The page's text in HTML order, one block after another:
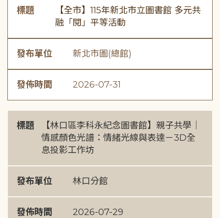
標題
【全市】115年新北市立圖書館 多元共
融「閱」平等活動
發布單位 新北市圖(總館)
發佈時間 2026-07-31
標題
【林口區李科永紀念圖書館】親子共學｜
情感顏色光譜：情緒光線與表達－3D全
息投影工作坊
發布單位 林口分館
發佈時間 2026-07-29